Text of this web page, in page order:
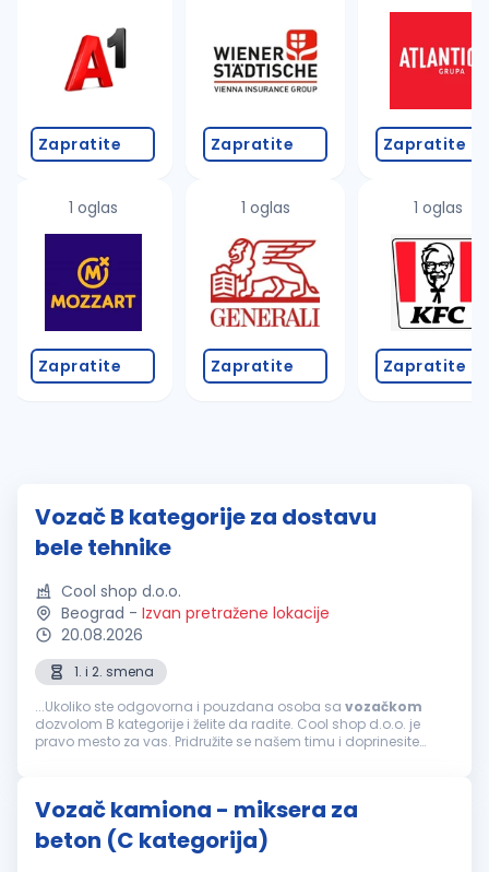
Zapratite
1 oglas
Zapratite
Zapratite
1 oglas
Zapratite
Zapratite
1 oglas
Zapratite
Vozač B kategorije za dostavu
bele tehnike
Cool shop d.o.o.
Beograd - Izvan pretražene lokacije
20.08.2026
1. i 2. smena
...Ukoliko ste odgovorna i pouzdana osoba sa vozačkom
dozvolom B kategorije i želite da radite. Cool shop d.o.o. je
pravo mesto za vas. Pridružite se našem timu i doprinesite
Vozač kamiona - miksera za
beton (C kategorija)